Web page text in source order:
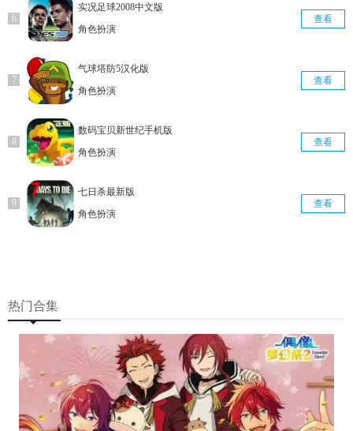
实况足球2008中文版
角色扮演
查看
气球塔防5汉化版
角色扮演
查看
数码宝贝新世纪手机版
角色扮演
查看
七日杀最新版
角色扮演
查看
热门合集